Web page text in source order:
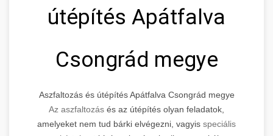
útépítés Apátfalva
Csongrád megye
Aszfaltozás és útépítés Apátfalva Csongrád megye
Az aszfaltozás és az útépítés olyan feladatok,
amelyeket nem tud bárki elvégezni, vagyis speciális